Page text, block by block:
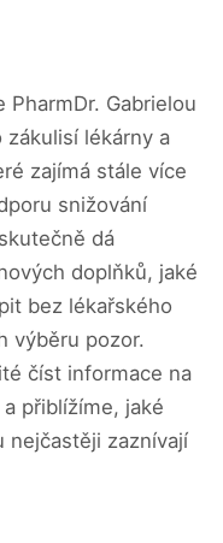
Gabrielou
lékárny a
zajímá stále více
snižování
dá
doplňků, jaké
bez lékařského
výběru pozor.
číst informace na
přiblížíme, jaké
nejčastěji zaznívají